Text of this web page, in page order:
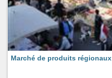
Marché de produits régionaux